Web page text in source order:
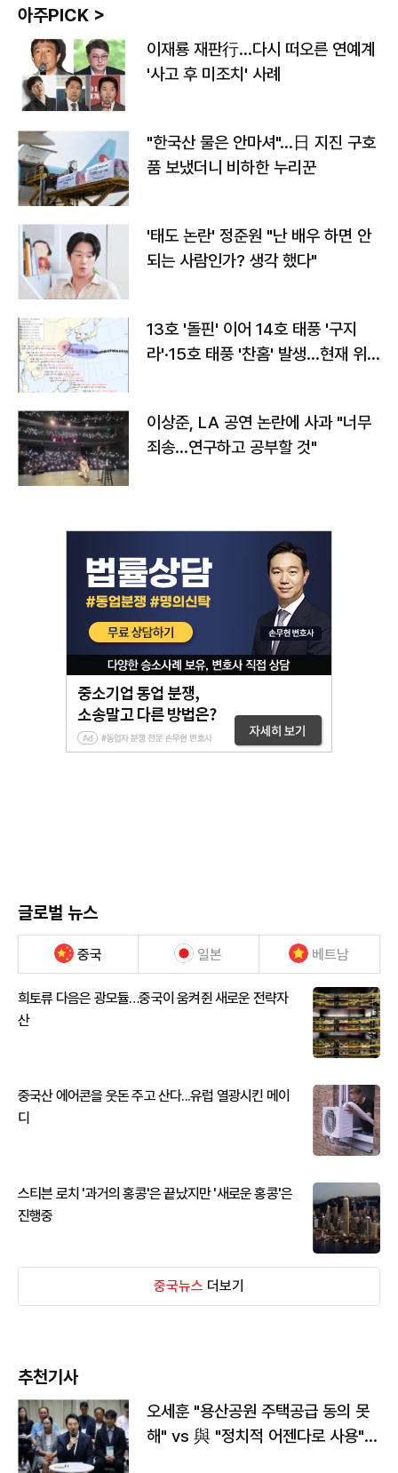
아주PICK >
이재룡 재판行…다시 떠오른 연예계
'사고 후 미조치' 사례
"한국산 물은 안마셔"…日 지진 구호
품 보냈더니 비하한 누리꾼
'태도 논란' 정준원 "난 배우 하면 안
되는 사람인가? 생각 했다"
13호 '돌핀' 이어 14호 태풍 '구지
라'·15호 태풍 '찬홈' 발생…현재 위
이상준, LA 공연 논란에 사과 "너무
죄송…연구하고 공부할 것"
글로벌 뉴스
중국 일본 베트남
희토류 다음은 광모듈…중국이 움켜쥔 새로운 전략자
산
중국산 에어콘을 웃돈 주고 산다...유럽 열광시킨 메이
디
스티븐 로치 '과거의 홍콩'은 끝났지만 '새로운 홍콩'은
진행중
중국뉴스 더보기
추천기사
오세훈 "용산공원 주택공급 동의 못
해" vs 與 "정치적 어젠다로 사용"